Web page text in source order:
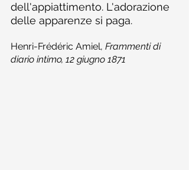
dell'appiattimento. L'adorazione
delle apparenze si paga.
Henri-Frédéric Amiel, Frammenti di
diario intimo, 12 giugno 1871